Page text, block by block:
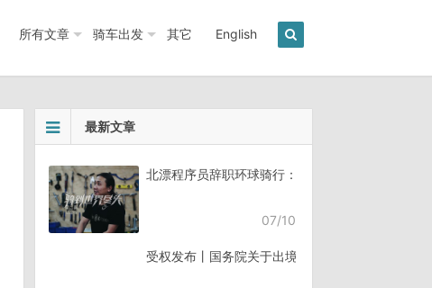
所有文章 骑车出发 其它 English
最新文章
北漂程序员辞职环球骑行：7年骑行45个国家《骑
07/10
受权发布丨国务院关于出境入境管理的规定